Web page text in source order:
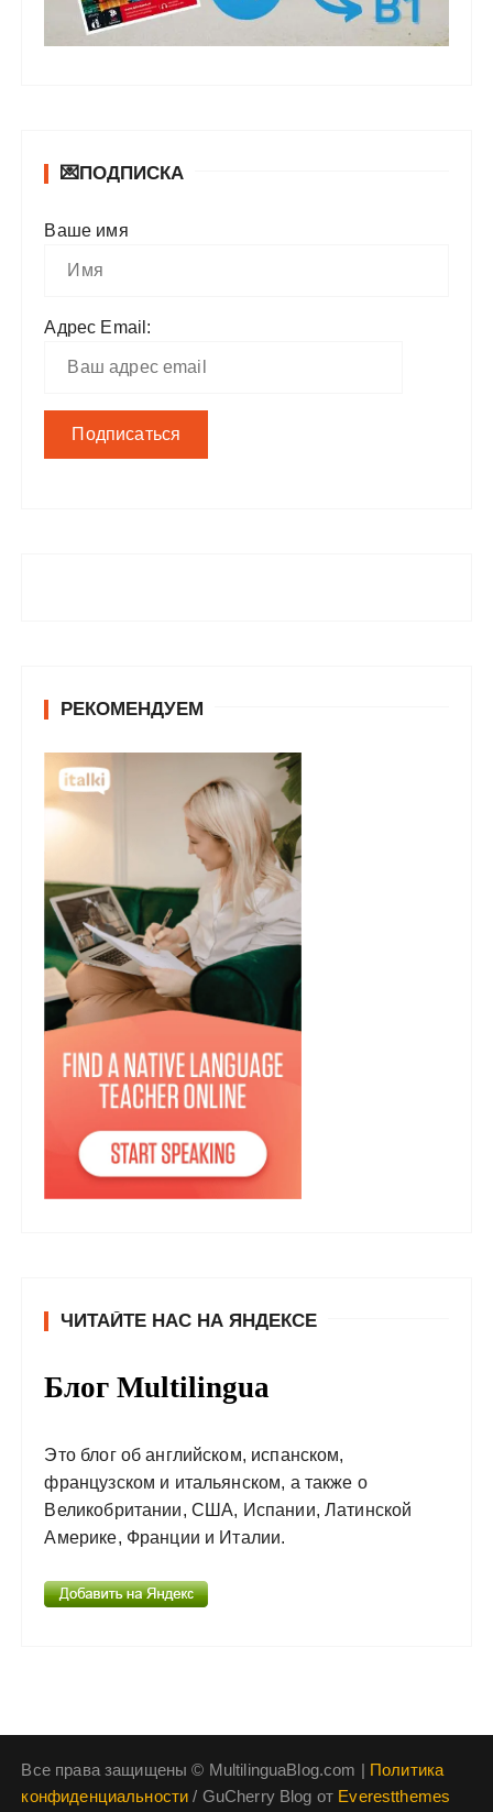
💌ПОДПИСКА
Ваше имя
Адрес Email:
РЕКОМЕНДУЕМ
ЧИТАЙТЕ НАС НА ЯНДЕКСЕ
Блог Multilingua
Это блог об английском, испанском,
французском и итальянском, а также о
Великобритании, США, Испании, Латинской
Америке, Франции и Италии.
Все права защищены © MultilinguaBlog.com | Политика
конфиденциальности / GuCherry Blog от Everestthemes